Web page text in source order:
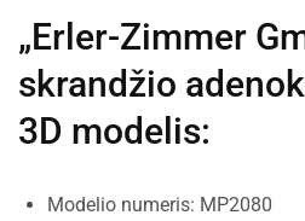
„Erler-Zimmer
skrandžio
3D modelis:
Modelio numeris: MP2080